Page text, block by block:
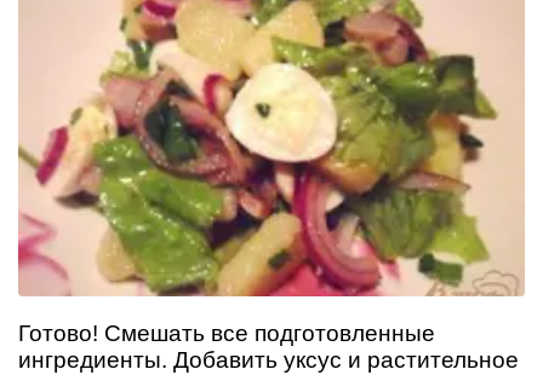
Готово! Смешать все подготовленные
ингредиенты. Добавить уксус и растительное